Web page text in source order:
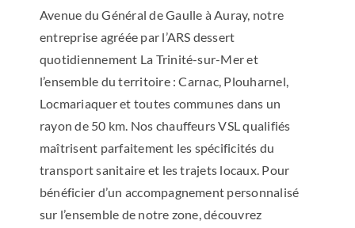
Avenue du Général de Gaulle à Auray, notre
entreprise agréée par l’ARS dessert
quotidiennement La Trinité-sur-Mer et
l’ensemble du territoire : Carnac, Plouharnel,
Locmariaquer et toutes communes dans un
rayon de 50 km. Nos chauffeurs VSL qualifiés
maîtrisent parfaitement les spécificités du
transport sanitaire et les trajets locaux. Pour
bénéficier d’un accompagnement personnalisé
sur l’ensemble de notre zone, découvrez